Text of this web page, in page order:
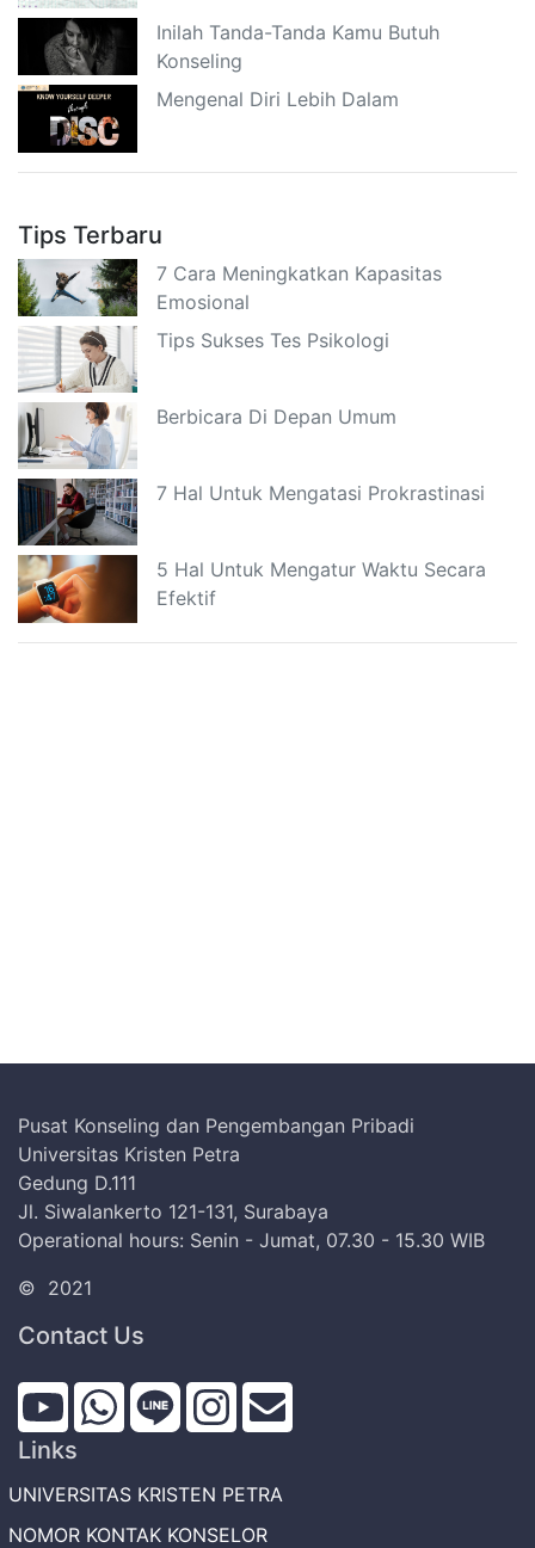
Inilah Tanda-Tanda Kamu Butuh
Konseling
Mengenal Diri Lebih Dalam
Tips Terbaru
7 Cara Meningkatkan Kapasitas
Emosional
Tips Sukses Tes Psikologi
Berbicara Di Depan Umum
7 Hal Untuk Mengatasi Prokrastinasi
5 Hal Untuk Mengatur Waktu Secara
Efektif
Pusat Konseling dan Pengembangan Pribadi
Universitas Kristen Petra
Gedung D.111
Jl. Siwalankerto 121-131, Surabaya
Operational hours: Senin - Jumat, 07.30 - 15.30 WIB
© 2021
Contact Us
Links
UNIVERSITAS KRISTEN PETRA
NOMOR KONTAK KONSELOR